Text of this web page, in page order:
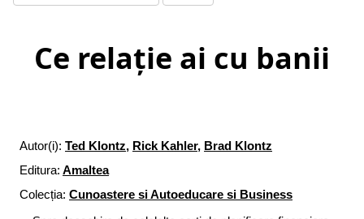
Ce relație ai cu banii
Autor(i): Ted Klontz, Rick Kahler, Brad Klontz
Editura: Amaltea
Colecția: Cunoastere si Autoeducare si Business